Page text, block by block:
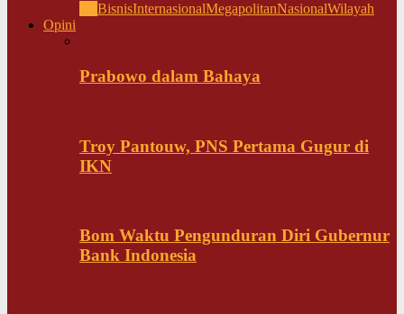
BisnisInternasionalMegapolitanNasionalWilayah
Opini
Prabowo dalam Bahaya
Troy Pantouw, PNS Pertama Gugur di
IKN
Bom Waktu Pengunduran Diri Gubernur
Bank Indonesia